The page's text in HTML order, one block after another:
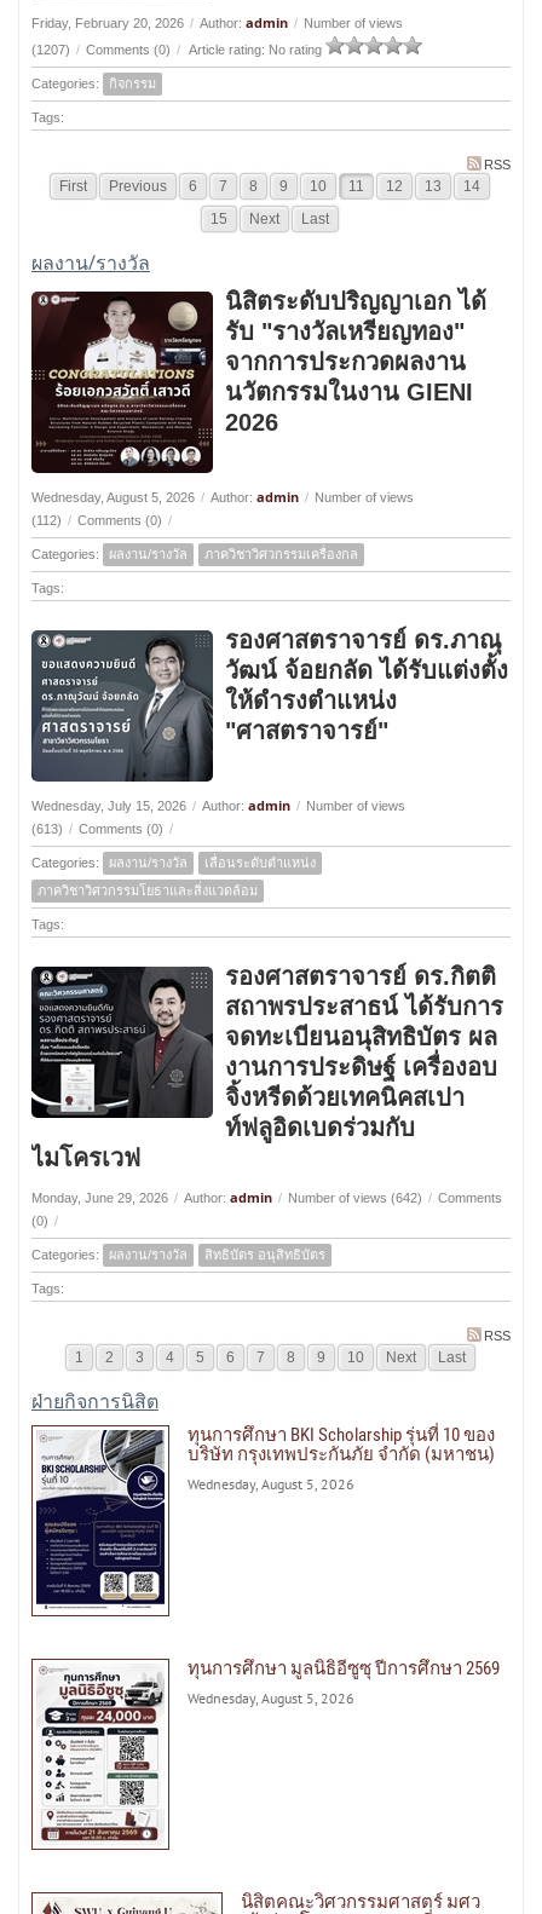
Friday, February 20, 2026 / Author: admin / Number of views
(1207) / Comments (0) / Article rating: No rating
Categories: กิจกรรม
Tags:
RSS
First Previous 6 7 8 9 10 11 12 13
14
15
Next Last
ผลงาน/รางวัล
นิสิตระดับปริญญาเอก ได้
รับ "รางวัลเหรียญทอง"
จากการประกวดผลงาน
นวัตกรรมในงาน GIENI
2026
Wednesday, August 5, 2026 / Author: admin / Number of views
(112) / Comments (0) /
Categories: ผลงาน/รางวัล ภาควิชาวิศวกรรมเครื่องกล
Tags:
รองศาสตราจารย์ ดร.ภาณุ
วัฒน์ จ้อยกลัด ได้รับแต่งตั้ง
ให้ดำรงตำแหน่ง
"ศาสตราจารย์"
Wednesday, July 15, 2026 / Author: admin / Number of views
(613) / Comments (0) /
Categories: ผลงาน/รางวัล
เลื่อนระดับตำแหน่ง
ภาควิชาวิศวกรรมโยธาและสิ่งแวดล้อม
Tags:
รองศาสตราจารย์ ดร.กิตติ
สถาพรประสาธน์ ได้รับการ
จดทะเบียนอนุสิทธิบัตร ผล
งานการประดิษฐ์ เครื่องอบ
จิ้งหรีดด้วยเทคนิคสเปา
ท์ฟลูอิดเบดร่วมกับ
ไมโครเวฟ
Monday, June 29, 2026 / Author: admin / Number of views (642) / Comments
(0) /
Categories: ผลงาน/รางวัล สิทธิบัตร อนุสิทธิบัตร
Tags:
RSS
1 2 3 4 5 6 7 8 9 10 Next Last
ฝ่ายกิจการนิสิต
ทุนการศึกษา BKI Scholarship รุ่นที่ 10 ของ
บริษัท กรุงเทพประกันภัย จำกัด (มหาชน)
Wednesday, August 5, 2026
ทุนการศึกษา มูลนิธิอีซูซุ ปีการศึกษา 2569
Wednesday, August 5, 2026
นิสิตคณะวิศวกรรมศาสตร์ มศว